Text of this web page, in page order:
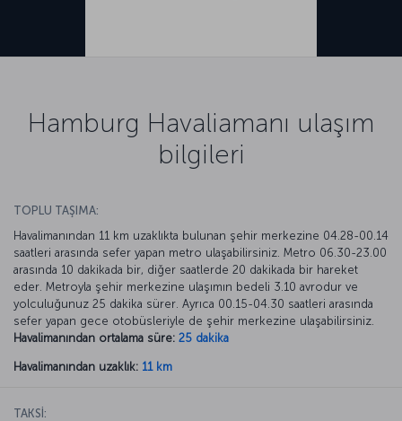
Hamburg Havaliamanı ulaşım
bilgileri
TOPLU TAŞIMA:
Havalimanından 11 km uzaklıkta bulunan şehir merkezine 04.28-00.14
saatleri arasında sefer yapan metro ulaşabilirsiniz. Metro 06.30-23.00
arasında 10 dakikada bir, diğer saatlerde 20 dakikada bir hareket
eder. Metroyla şehir merkezine ulaşımın bedeli 3.10 avrodur ve
yolculuğunuz 25 dakika sürer. Ayrıca 00.15-04.30 saatleri arasında
sefer yapan gece otobüsleriyle de şehir merkezine ulaşabilirsiniz.
Havalimanından ortalama süre: 25 dakika
Havalimanından uzaklık: 11 km
TAKSİ: